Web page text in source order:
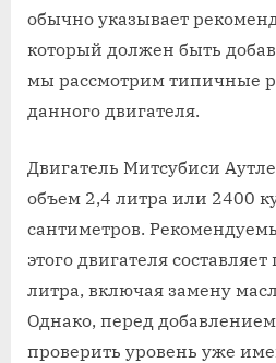
обычно указывает
который должен быть
мы рассмотрим типичные
данного двигателя.
Двигатель Митсубиси
объем 2,4 литра или 2400
сантиметров.
этого двигателя
литра, включая замену
Однако, перед
проверить уровень уже